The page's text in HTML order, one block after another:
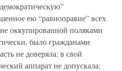
ею “равноправие” всех
оккупированной поляками
было гражданами
не доверяла; в свой
аппарат не допускала;